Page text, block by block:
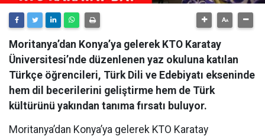
Moritanya’dan Konya’ya gelerek KTO Karatay
Üniversitesi’nde düzenlenen yaz okuluna katılan
Türkçe öğrencileri, Türk Dili ve Edebiyatı ekseninde
hem dil becerilerini geliştirme hem de Türk
kültürünü yakından tanıma fırsatı buluyor.
Moritanya’dan Konya’ya gelerek KTO Karatay